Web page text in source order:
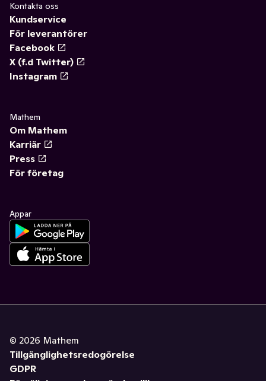
Kontakta oss
Kundservice
För leverantörer
Facebook
X (f.d Twitter)
Instagram
Mathem
Om Mathem
Karriär
Press
För företag
Appar
© 2026 Mathem
Tillgänglighetsredogörelse
GDPR